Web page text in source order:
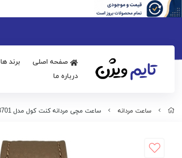
صفحه اصلی برند ها
درباره ما
ساعت مردانه ساعت مچی مردانه کنت کول مدل KCWGE0033701